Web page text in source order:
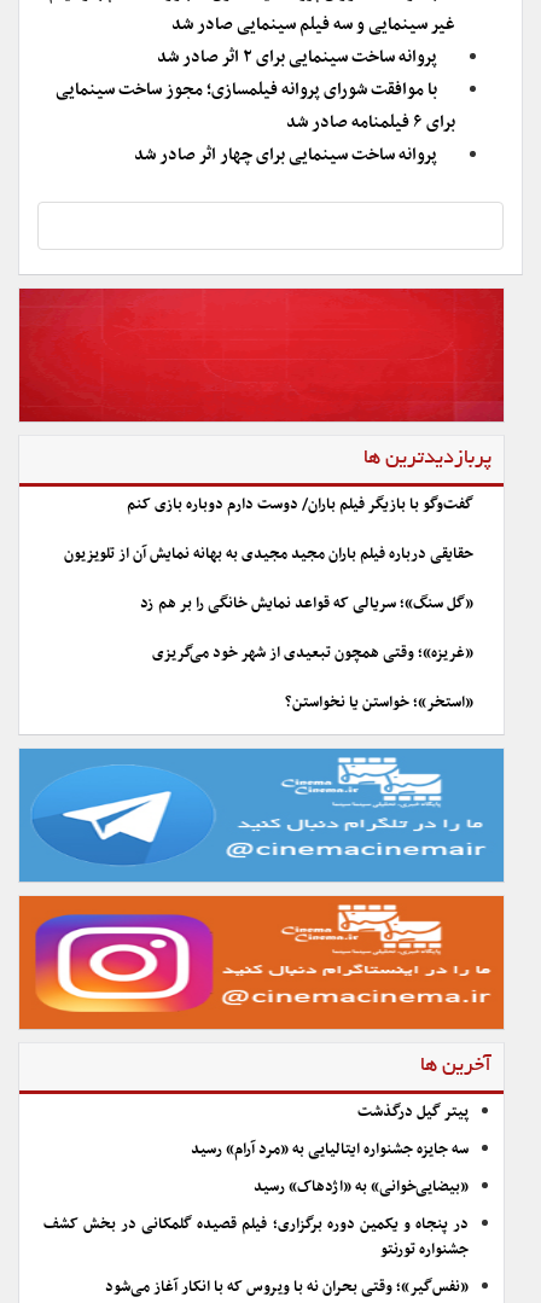
غیر سینمایی و سه فیلم سینمایی صادر شد
پروانه ساخت سینمایی برای ۲ اثر صادر شد
با موافقت شورای پروانه فیلمسازی؛ مجوز ساخت سینمایی
برای ۶ فیلمنامه صادر شد
پروانه ساخت سینمایی برای چهار اثر صادر شد
پربازدیدترین ها
گفت‌وگو با بازیگر فیلم باران/ دوست دارم دوباره بازی کنم
حقایقی درباره فیلم باران مجید مجیدی به بهانه نمایش آن از تلویزیون
«گل سنگ»؛ سریالی که قواعد نمایش خانگی را بر هم زد
«غریزه»؛ وقتی همچون تبعیدی از شهر خود می‌گریزی
«استخر»؛ خواستن یا نخواستن؟
آخرین ها
پیتر گیل درگذشت
سه جایزه جشنواره ایتالیایی به «مرد آرام» رسید
«بیضایی‌خوانی» به «اژدهاک» رسید
در پنجاه و یکمین دوره برگزاری؛ فیلم قصیده گلمکانی در بخش کشف
جشنواره تورنتو
«نفس‌گیر»؛ وقتی بحران نه با ویروس که با انکار آغاز می‌شود